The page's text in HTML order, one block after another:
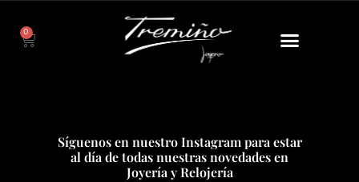
0
Síguenos en nuestro Instagram para estar
al día de todas nuestras novedades en
Joyería y Relojería